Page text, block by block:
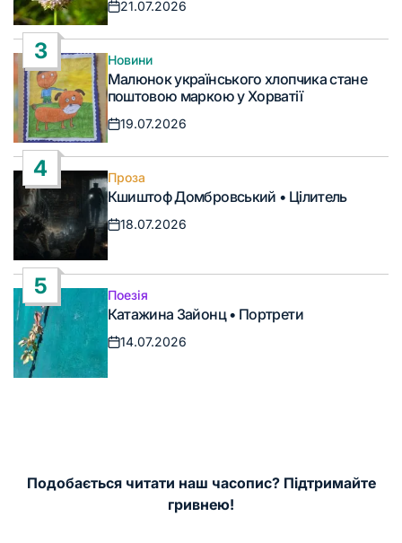
Дата
21.07.2026
3
Опублікувати
у
Новини
Малюнок українського хлопчика стане
поштовою маркою у Хорватії
Дата
19.07.2026
4
Опублікувати
у
Проза
Кшиштоф Домбровський • Цілитель
Дата
запису
18.07.2026
5
Опублікувати
у
Поезія
Катажина Зайонц • Портрети
Дата
14.07.2026
Подобається читати наш часопис? Підтримайте
гривнею!